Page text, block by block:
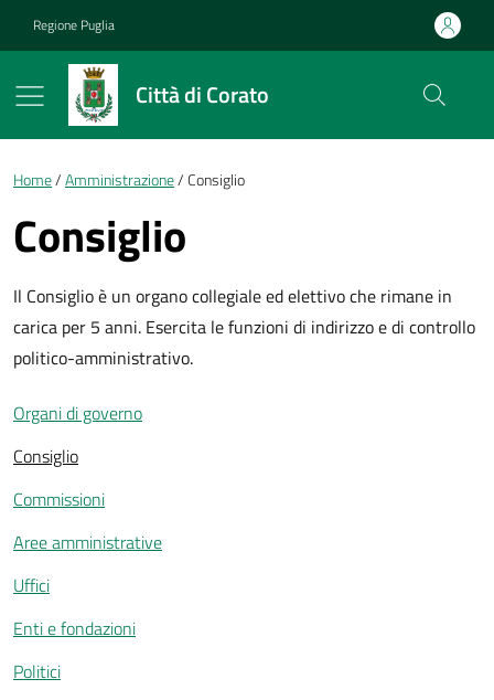
Regione Puglia
Città di Corato
Briciole di pane
Home Amministrazione Consiglio
Consiglio
Il Consiglio è un organo collegiale ed elettivo che rimane in
carica per 5 anni. Esercita le funzioni di indirizzo e di controllo
politico-amministrativo.
Organi di governo
Consiglio
Commissioni
Aree amministrative
Uffici
Enti e fondazioni
Politici